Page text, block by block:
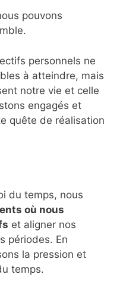
pouvons
personnels ne
à atteindre, mais
notre vie et celle
engagés et
quête de réalisation
du temps, nous
où nous
et aligner nos
périodes. En
la pression et
temps.